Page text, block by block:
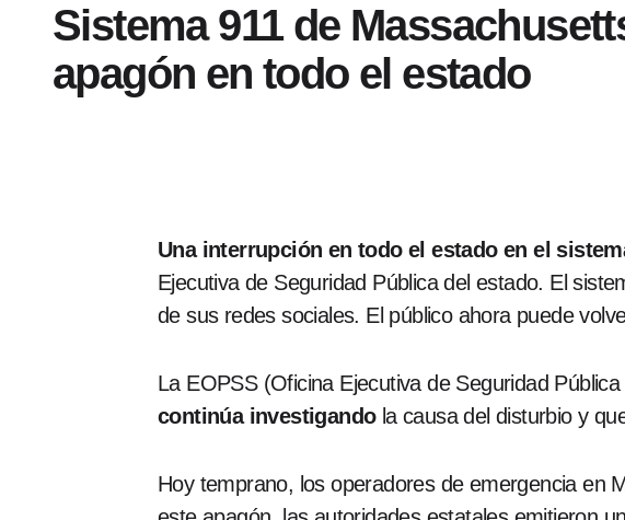
Sistema 911 de
apagón en todo el estado
Una interrupción en todo el estado en el
Ejecutiva de Seguridad Pública del estado. El
de sus redes sociales. El público ahora puede
La EOPSS (Oficina Ejecutiva de Seguridad
continúa investigandola causa del disturbio y
Hoy temprano, los operadores de emergencia en